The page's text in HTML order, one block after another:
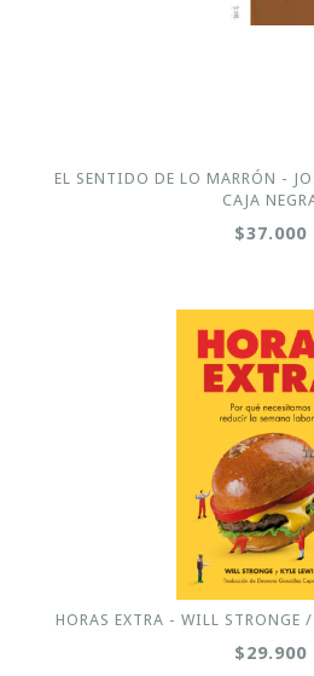
EL SENTIDO DE LO MARRÓN -
CAJA
$37.000
HORAS EXTRA - WILL STRONGE
$29.900